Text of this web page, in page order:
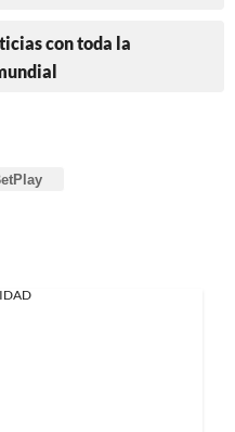
con toda la